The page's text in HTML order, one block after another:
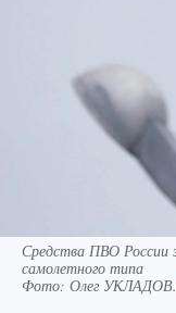
Средства ПВО России
самолетного типа
Фото: Олег УКЛАДОВ.